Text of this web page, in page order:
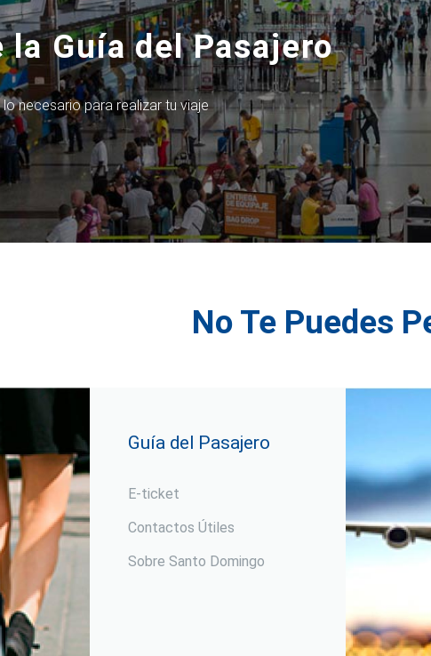
la Guía del Pasajero
necesario para realizar tu viaje
No Te Puedes
Guía del Pasajero
E-ticket
Contactos Útiles
Sobre Santo Domingo